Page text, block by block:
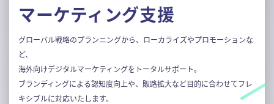
マーケティング支援
グローバル戦略のプランニングから、ローカライズやプロモーションな
ど、
海外向けデジタルマーケティングをトータルサポート。
ブランディングによる認知度向上や、販路拡大など目的に合わせてフレ
キシブルに対応いたします。